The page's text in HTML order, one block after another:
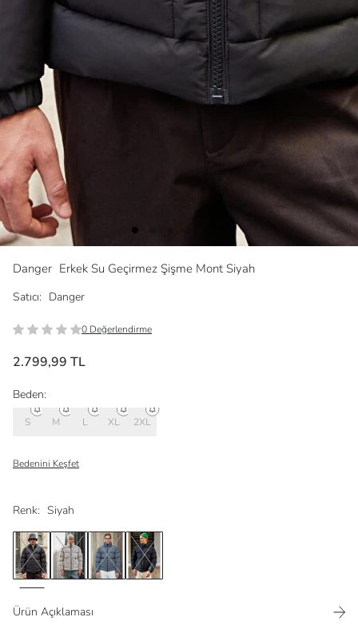
Danger Erkek Su Geçirmez Şişme Mont Siyah
Satıcı: Danger
0 Değerlendirme
2.799,99 TL
Renk: Siyah
Beden:
S M L XL 2XL
Bedenini Keşfet
Ürün Açıklaması